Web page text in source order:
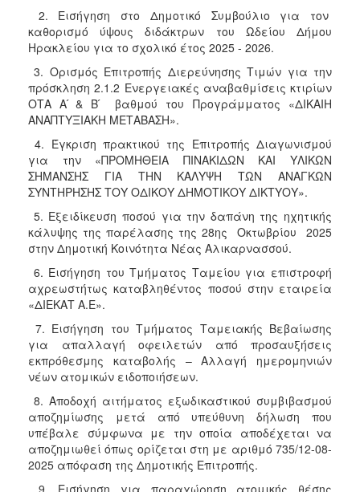
2. Εισήγηση στο Δημοτικό Συμβούλιο για τον
καθορισμό ύψους διδάκτρων του Ωδείου Δήμου
Ηρακλείου για το σχολικό έτος 2025 - 2026.
3. Ορισμός Επιτροπής Διερεύνησης Τιμών για την
πρόσκληση 2.1.2 Ενεργειακές αναβαθμίσεις κτιρίων
ΟΤΑ Α ́& Β ́ βαθμού του Προγράμματος «ΔΙΚΑΙΗ
ΑΝΑΠΤΥΞΙΑΚΗ ΜΕΤΑΒΑΣΗ».
4. Έγκριση πρακτικού της Επιτροπής Διαγωνισμού
για την «ΠΡΟΜΗΘΕΙΑ ΠΙΝΑΚΙΔΩΝ ΚΑΙ ΥΛΙΚΩΝ
ΣΗΜΑΝΣΗΣ ΓΙΑ ΤΗΝ ΚΑΛΥΨΗ ΤΩΝ ΑΝΑΓΚΩΝ
ΣΥΝΤΗΡΗΣΗΣ ΤΟΥ ΟΔΙΚΟΥ ΔΗΜΟΤΙΚΟΥ ΔΙΚΤΥΟΥ».
5. Εξειδίκευση ποσού για την δαπάνη της ηχητικής
κάλυψης της παρέλασης της 28ης Οκτωβρίου 2025
στην Δημοτική Κοινότητα Νέας Αλικαρνασσού.
6. Εισήγηση του Τμήματος Ταμείου για επιστροφή
αχρεωστήτως καταβληθέντος ποσού στην εταιρεία
«ΔΙΕΚΑΤ Α.Ε».
7. Εισήγηση του Τμήματος Ταμειακής Βεβαίωσης
για απαλλαγή οφειλετών από προσαυξήσεις
εκπρόθεσμης καταβολής – Αλλαγή ημερομηνιών
νέων ατομικών ειδοποιήσεων.
8. Αποδοχή αιτήματος εξωδικαστικού συμβιβασμού
αποζημίωσης μετά από υπεύθυνη δήλωση που
υπέβαλε σύμφωνα με την οποία αποδέχεται να
αποζημιωθεί όπως ορίζεται στη με αριθμό 735/12-08-
2025 απόφαση της Δημοτικής Επιτροπής.
9. Εισήγηση για παραχώρηση ατομικής θέσης